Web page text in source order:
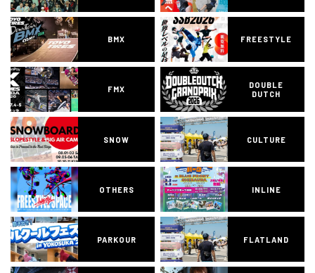
BMX FREESTYLE
FMX
DOUBLE
DUTCH
SNOW CULTURE
OTHERS INLINE
PARKOUR FLATLAND